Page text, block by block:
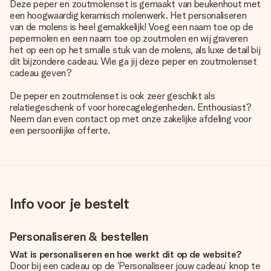
Deze peper en zoutmolenset is gemaakt van beukenhout met
een hoogwaardig keramisch molenwerk. Het personaliseren
van de molens is heel gemakkelijk! Voeg een naam toe op de
pepermolen en een naam toe op zoutmolen en wij graveren
het op een op het smalle stuk van de molens, als luxe detail bij
dit bijzondere cadeau. Wie ga jij deze peper en zoutmolenset
cadeau geven?
De peper en zoutmolenset is ook zeer geschikt als
relatiegeschenk of voor horecagelegenheden. Enthousiast?
Neem dan even contact op met onze zakelijke afdeling voor
een persoonlijke offerte.
Info voor je bestelt
Personaliseren & bestellen
Wat is personaliseren en hoe werkt dit op de website?
Door bij een cadeau op de ‘Personaliseer jouw cadeau’ knop te